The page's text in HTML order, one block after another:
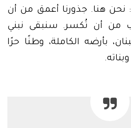
نحن هنا. جذورنا أعمق من أن
من أن تُكسر. سنبقى نبني
بأرضه الكاملة، وطنًا حرًا